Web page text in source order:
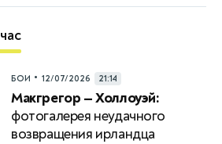
БОИ • 12/07/2026 21:14
Макгрегор — Холлоуэй:
фотогалерея неудачного
возвращения ирландца